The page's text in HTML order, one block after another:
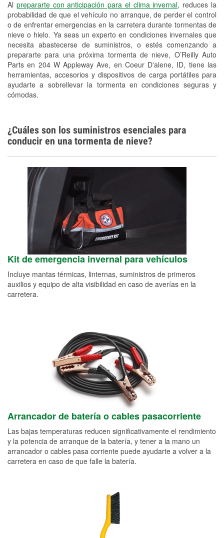
Al prepararte con anticipación para el clima invernal, reduces la
probabilidad de que el vehículo no arranque, de perder el control
o de enfrentar emergencias en la carretera durante tormentas de
nieve o hielo. Ya seas un experto en condiciones invernales que
necesita abastecerse de suministros, o estés comenzando a
prepararte para una próxima tormenta de nieve, O’Reilly Auto
Parts en 204 W Appleway Ave, en Coeur D'alene, ID, tiene las
herramientas, accesorios y dispositivos de carga portátiles para
ayudarte a sobrellevar la tormenta en condiciones seguras y
cómodas.
Snowstorm Supplies
Conoce más
¿Cuáles son los suministros esenciales para
conducir en una tormenta de nieve?
Kit de emergencia invernal para vehículos
Incluye mantas térmicas, linternas, suministros de primeros
auxilios y equipo de alta visibilidad en caso de averías en la
carretera.
Arrancador de batería o cables pasacorriente
Las bajas temperaturas reducen significativamente el rendimiento
y la potencia de arranque de la batería, y tener a la mano un
arrancador o cables pasa corriente puede ayudarte a volver a la
carretera en caso de que falle la batería.